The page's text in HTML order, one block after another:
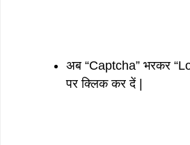
अब “Captcha” भरकर
पर क्लिक कर दें |